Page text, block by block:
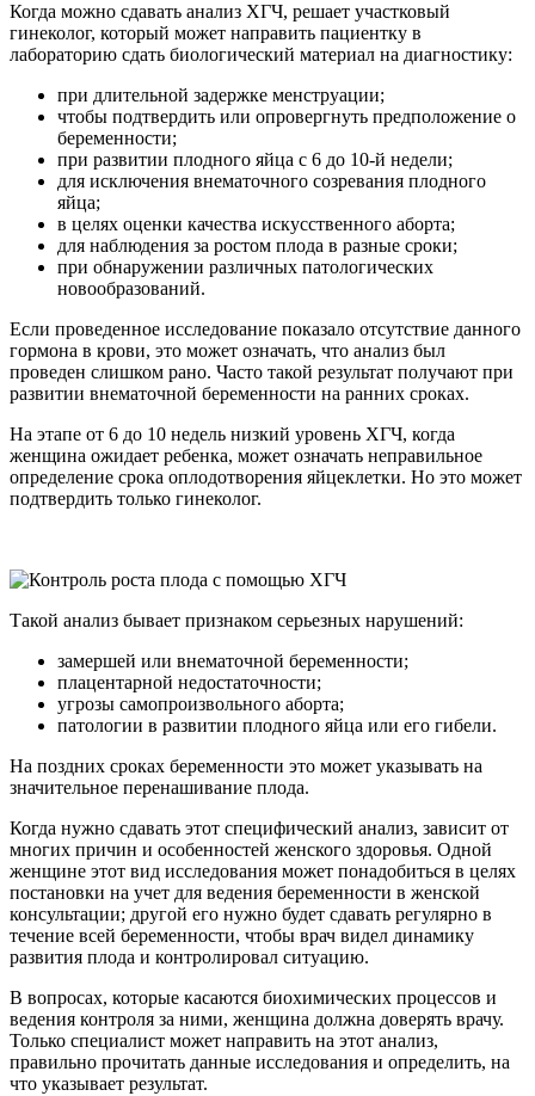
Когда можно сдавать анализ ХГЧ, решает участковый
гинеколог, который может направить пациентку в
лабораторию сдать биологический материал на диагностику:
при длительной задержке менструации;
чтобы подтвердить или опровергнуть предположение о
беременности;
при развитии плодного яйца с 6 до 10-й недели;
для исключения внематочного созревания плодного
яйца;
в целях оценки качества искусственного аборта;
для наблюдения за ростом плода в разные сроки;
при обнаружении различных патологических
новообразований.
Если проведенное исследование показало отсутствие данного
гормона в крови, это может означать, что анализ был
проведен слишком рано. Часто такой результат получают при
развитии внематочной беременности на ранних сроках.
На этапе от 6 до 10 недель низкий уровень ХГЧ, когда
женщина ожидает ребенка, может означать неправильное
определение срока оплодотворения яйцеклетки. Но это может
подтвердить только гинеколог.
Такой анализ бывает признаком серьезных нарушений:
замершей или внематочной беременности;
плацентарной недостаточности;
угрозы самопроизвольного аборта;
патологии в развитии плодного яйца или его гибели.
На поздних сроках беременности это может указывать на
значительное перенашивание плода.
Когда нужно сдавать этот специфический анализ, зависит от
многих причин и особенностей женского здоровья. Одной
женщине этот вид исследования может понадобиться в целях
постановки на учет для ведения беременности в женской
консультации; другой его нужно будет сдавать регулярно в
течение всей беременности, чтобы врач видел динамику
развития плода и контролировал ситуацию.
В вопросах, которые касаются биохимических процессов и
ведения контроля за ними, женщина должна доверять врачу.
Только специалист может направить на этот анализ,
правильно прочитать данные исследования и определить, на
что указывает результат.